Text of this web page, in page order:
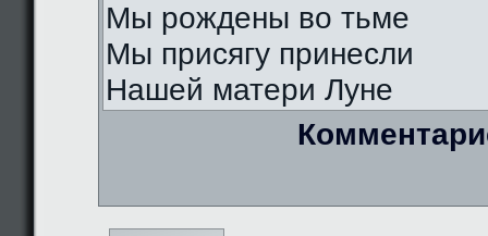
Мы рождены во тьме
Мы присягу принесли
Нашей матери Луне